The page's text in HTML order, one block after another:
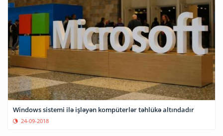
Windows sistemi ilə işləyən kompüterlər təhlükə altındadır
24-09-2018